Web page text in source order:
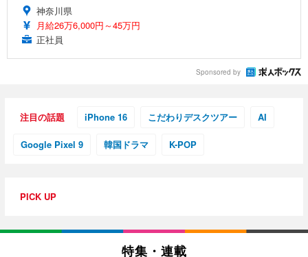
神奈川県
月給26万6,000円～45万円
正社員
Sponsored by
注目の話題 iPhone 16 こだわりデスクツアー AI
Google Pixel 9 韓国ドラマ K-POP
PICK UP
特集・連載